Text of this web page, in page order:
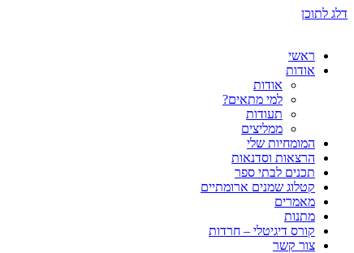
דלג לתוכן
ראשי
אודות
אודות
למי מתאים?
תעודות
ממליצים
המומחיות שלי
הרצאות וסדנאות
תכנים לבתי ספר
קטלוג שמנים ארומתיים
מאמרים
מתנות
קורס דיגיטלי – חרדות
צור קשר